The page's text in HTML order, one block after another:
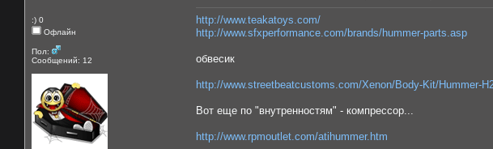
:) 0
Офлайн
Пол:
Сообщений: 12
http://www.teakatoys.com/
http://www.sfxperformance.com/brands/hummer-parts.asp
обвесик
http://www.streetbeatcustoms.com/Xenon/Body-Kit/Hummer-
Вот еще по "внутренностям" - компрессор...
http://www.rpmoutlet.com/atihummer.htm